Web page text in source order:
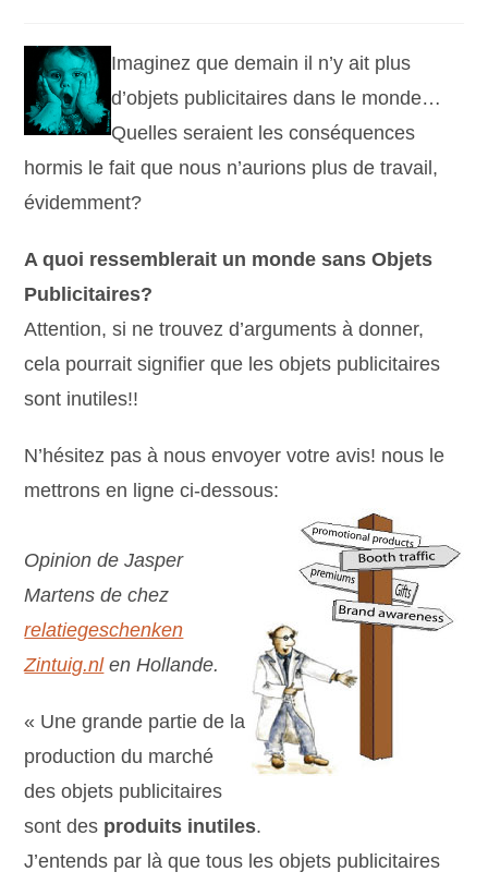
Imaginez que demain il n’y ait plus
d’objets publicitaires dans le monde…
Quelles seraient les conséquences
hormis le fait que nous n’aurions plus de travail,
évidemment?
A quoi ressemblerait un monde sans Objets
Publicitaires?
Attention, si ne trouvez d’arguments à donner,
cela pourrait signifier que les objets publicitaires
sont inutiles!!
N’hésitez pas à nous envoyer votre avis! nous le
mettrons en ligne ci-dessous:
Opinion de Jasper
Martens de chez
relatiegeschenken
Zintuig.nlen Hollande.
« Une grande partie de la
production du marché
des objets publicitaires
sont des produits inutiles.
J’entends par là que tous les objets publicitaires